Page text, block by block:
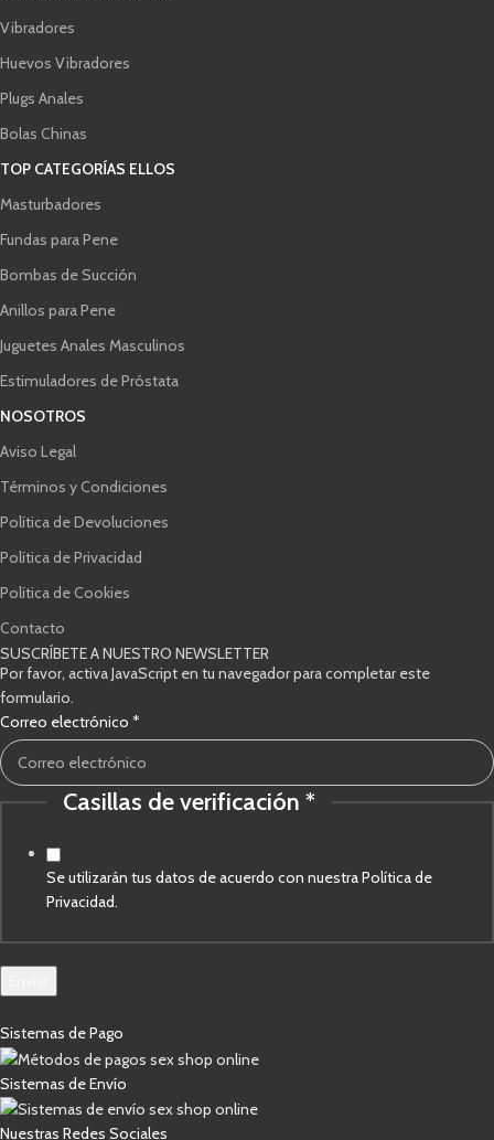
Vibradores
Huevos Vibradores
Plugs Anales
Bolas Chinas
TOP CATEGORÍAS ELLOS
Masturbadores
Fundas para Pene
Bombas de Succión
Anillos para Pene
Juguetes Anales Masculinos
Estimuladores de Próstata
NOSOTROS
Aviso Legal
Términos y Condiciones
Política de Devoluciones
Política de Privacidad
Política de Cookies
Contacto
SUSCRÍBETE A NUESTRO NEWSLETTER
Por favor, activa JavaScript en tu navegador para completar este
formulario.
Casillas
electrónico
de
Correo electrónico *
Casillas de verificación *
Se utilizarán tus datos de acuerdo con nuestra Política de
Privacidad.
Sistemas de Pago
Sistemas de Envío
Nuestras Redes Sociales